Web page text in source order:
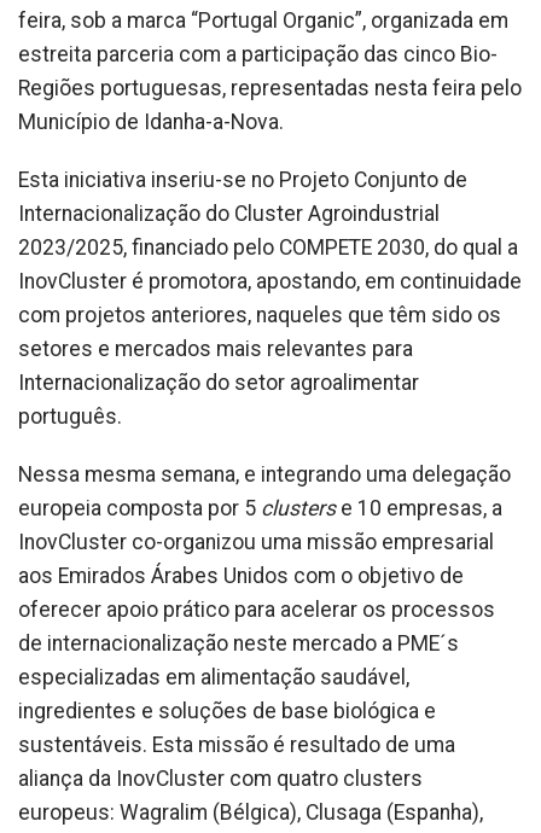
feira, sob a marca “Portugal Organic”, organizada em
estreita parceria com a participação das cinco Bio-
Regiões portuguesas, representadas nesta feira pelo
Município de Idanha-a-Nova.
Esta iniciativa inseriu-se no Projeto Conjunto de
Internacionalização do Cluster Agroindustrial
2023/2025, financiado pelo COMPETE 2030, do qual a
InovCluster é promotora, apostando, em continuidade
com projetos anteriores, naqueles que têm sido os
setores e mercados mais relevantes para
Internacionalização do setor agroalimentar
português.
Nessa mesma semana, e integrando uma delegação
europeia composta por 5 clusters e 10 empresas, a
InovCluster co-organizou uma missão empresarial
aos Emirados Árabes Unidos com o objetivo de
oferecer apoio prático para acelerar os processos
de internacionalização neste mercado a PME´s
especializadas em alimentação saudável,
ingredientes e soluções de base biológica e
sustentáveis. Esta missão é resultado de uma
aliança da InovCluster com quatro clusters
europeus: Wagralim (Bélgica), Clusaga (Espanha),